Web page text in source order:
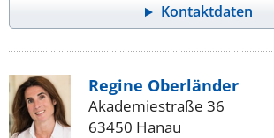
Kontaktdaten
Regine Oberländer
Akademiestraße 36
63450 Hanau